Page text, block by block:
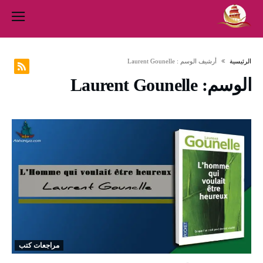
‫الرئيسية‬ ‫أرشيف الوسم :‬ Laurent Gounelle
الوسم:Laurent Gounelle
مراجعات كتب